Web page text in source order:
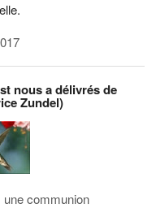
nous a délivrés de
Zundel)
communion